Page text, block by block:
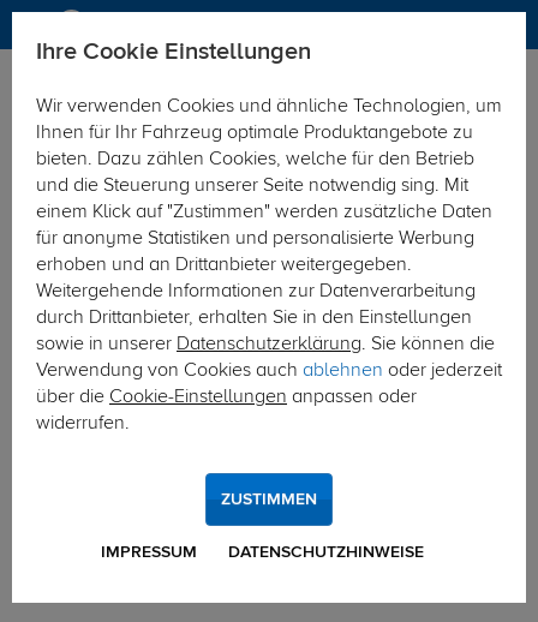
Hier geht's zur Fahrzeugübersicht: BMW 4er Coupe
Ihre Cookie Einstellungen
Wir verwenden Cookies und ähnliche Technologien, um
Ihnen für Ihr Fahrzeug optimale Produktangebote zu
bieten. Dazu zählen Cookies, welche für den Betrieb
und die Steuerung unserer Seite notwendig sing. Mit
einem Klick auf "Zustimmen" werden zusätzliche Daten
für anonyme Statistiken und personalisierte Werbung
erhoben und an Drittanbieter weitergegeben.
Weitergehende Informationen zur Datenverarbeitung
durch Drittanbieter, erhalten Sie in den Einstellungen
sowie in unserer Datenschutzerklärung. Sie können die
Verwendung von Cookies auch ablehnen oder jederzeit
über die Cookie-Einstellungen anpassen oder
widerrufen.
IMPRESSUM DATENSCHUTZHINWEISE
ZUSTIMMEN